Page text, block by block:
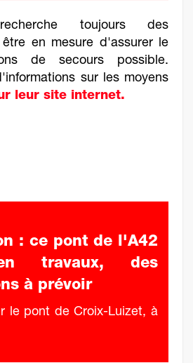
toujours des
en mesure d'assurer le
de secours possible.
sur les moyens
leur site internet.
: ce pont de l'A42
travaux, des
à prévoir
le pont de Croix-Luizet, à